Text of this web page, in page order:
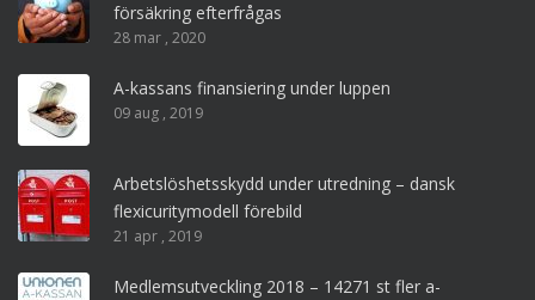
försäkring efterfrågas
28 mar , 2020
A-kassans finansiering under luppen
09 aug , 2019
Arbetslöshetsskydd under utredning – dansk
flexicuritymodell förebild
21 apr , 2019
Medlemsutveckling 2018 – 14271 st fler a-